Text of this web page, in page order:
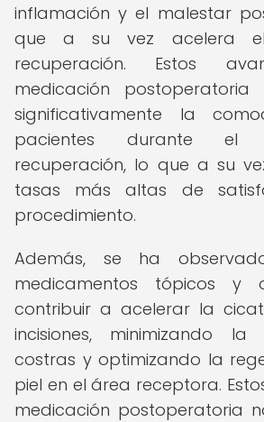
inflamación y el malestar
que a su vez acelera
recuperación. Estos
medicación postoperatoria
significativamente la
pacientes durante el
recuperación, lo que a su
tasas más altas de
procedimiento.
Además, se ha
medicamentos tópicos y
contribuir a acelerar la
incisiones, minimizando
costras y optimizando la
piel en el área receptora.
medicación postoperatoria